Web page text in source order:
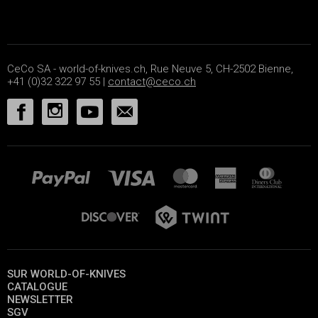
CeCo SA - world-of-knives.ch, Rue Neuve 5, CH-2502 Bienne,
+41 (0)32 322 97 55 | contact@ceco.ch
SUR WORLD-OF-KNIVES
CATALOGUE
NEWSLETTER
SGV